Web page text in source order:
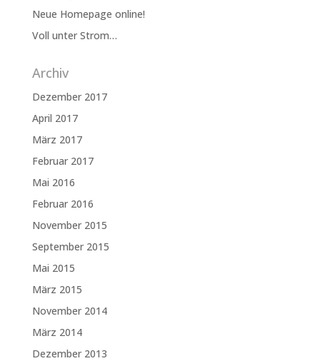
Neue Homepage online!
Voll unter Strom…
Archiv
Dezember 2017
April 2017
März 2017
Februar 2017
Mai 2016
Februar 2016
November 2015
September 2015
Mai 2015
März 2015
November 2014
März 2014
Dezember 2013